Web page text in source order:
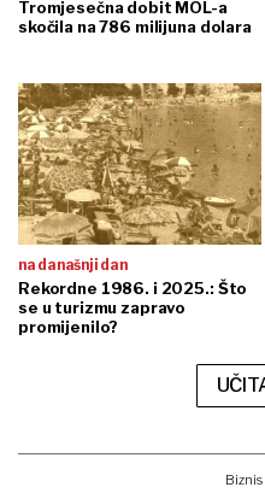
Tromjesečna dobit MOL-a
skočila na 786 milijuna dolara
na današnji dan
Rekordne 1986. i 2025.: Što
se u turizmu zapravo
promijenilo?